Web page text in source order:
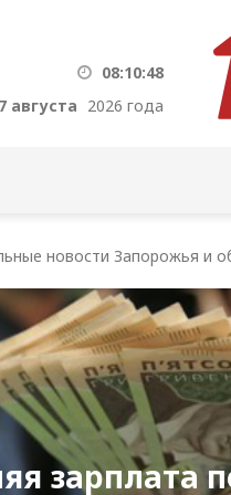
08:10:49
7 августа 2026 года
новости Запорожья и
зарплата